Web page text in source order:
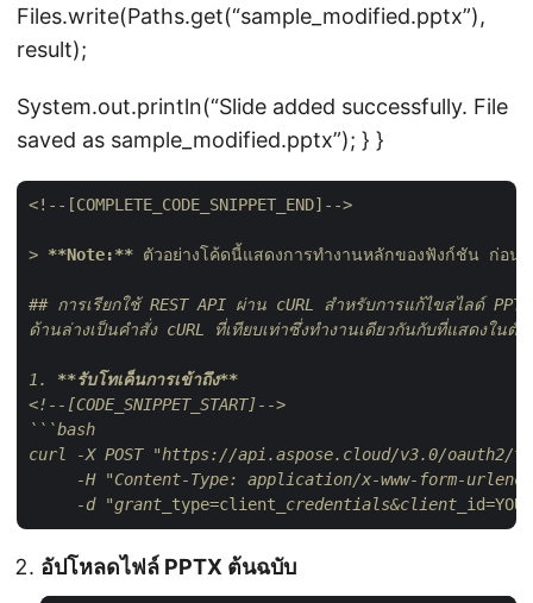
Files.write(Paths.get(“sample_modified.pptx”),
result);
System.out.println(“Slide added successfully. File
saved as sample_modified.pptx”); } }
<!--[COMPLETE_CODE_SNIPPET_END]-->
> **Note:** ตัวอย่างโค้ดนี้แสดงการทำงานหลักของฟังก์ชัน ก่อ
## การเรียกใช้ REST API ผ่าน cURL สำหรับการแก้ไขสไลด์ PPTX
ด้านล่างเป็นคำสั่ง cURL ที่เทียบเท่าซึ่งทำงานเดียวกันกับที่แสดงในตั
1. **รับโทเค็นการเข้าถึง**
<!--[CODE_SNIPPET_START]-->
```bash
curl -X POST "https://api.aspose.cloud/v3.0/oauth2/
-H "Content-Type: application/x-www-form-
     -d "grant_
type=client _credentials&client_ id=YOUR
อัปโหลดไฟล์ PPTX ต้นฉบับ